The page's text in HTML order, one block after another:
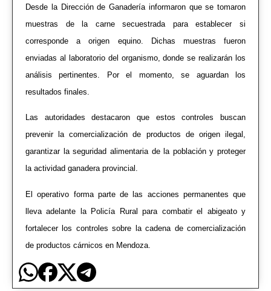
Desde la Dirección de Ganadería informaron que se tomaron
muestras de la carne secuestrada para establecer si
corresponde a origen equino. Dichas muestras fueron
enviadas al laboratorio del organismo, donde se realizarán los
análisis pertinentes. Por el momento, se aguardan los
resultados finales.
Las autoridades destacaron que estos controles buscan
prevenir la comercialización de productos de origen ilegal,
garantizar la seguridad alimentaria de la población y proteger
la actividad ganadera provincial.
El operativo forma parte de las acciones permanentes que
lleva adelante la Policía Rural para combatir el abigeato y
fortalecer los controles sobre la cadena de comercialización
de productos cárnicos en Mendoza.